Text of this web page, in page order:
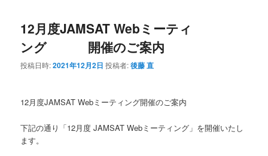
12月度JAMSAT Webミーティ
ング 開催のご案内
投稿日時:2021年12月2日 投稿者:後藤 直
12月度JAMSAT Webミーティング開催のご案内
下記の通り「12月度 JAMSAT Webミーティング」を開催いたし
ます。